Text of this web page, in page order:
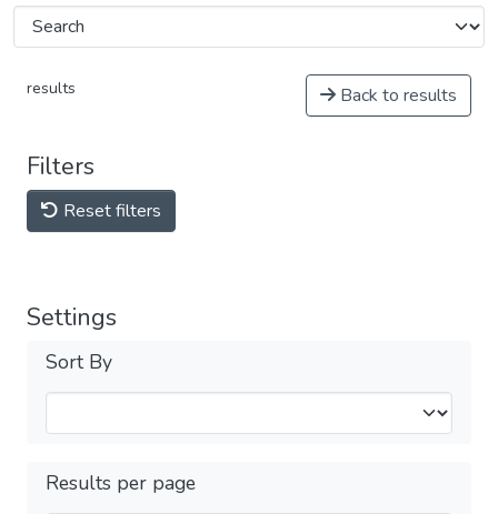
results Back to results
Filters
Reset filters
Settings
Sort By
Results per page